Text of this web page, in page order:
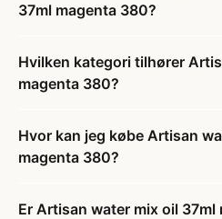
37ml magenta 380?
Hvilken kategori tilhører
magenta 380?
Hvor kan jeg købe Artisan
magenta 380?
Er Artisan water mix oil